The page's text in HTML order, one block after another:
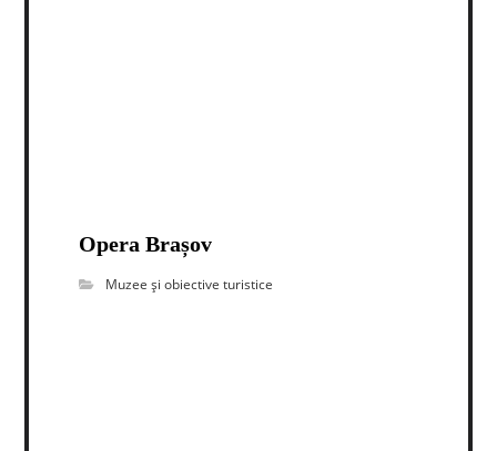
Opera Brașov
Muzee și obiective turistice